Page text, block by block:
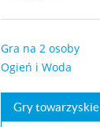
Gra na 2 osoby
Ogień i Woda
Gry towarzyskie